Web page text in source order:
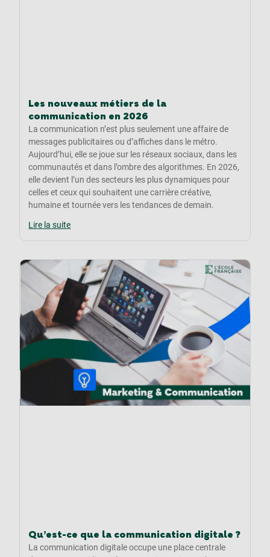
Les nouveaux métiers de la
communication en 2026
La communication n’est plus seulement une affaire de
messages publicitaires ou d’affiches dans le métro.
Aujourd’hui, elle se joue sur les réseaux sociaux, dans les
communautés et dans l’ombre des algorithmes. En 2026,
elle devient l’un des secteurs les plus dynamiques pour
celles et ceux qui souhaitent une carrière créative,
humaine et tournée vers les tendances de demain.
Lire la suite
Qu’est-ce que la communication digitale ?
La communication digitale occupe une place centrale